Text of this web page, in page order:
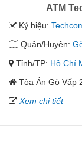
ATM
Ký hiệu:
Quận/Huyện:
Tỉnh/TP: Hồ Chí
Tòa Án Gò Vấp
Xem chi tiết